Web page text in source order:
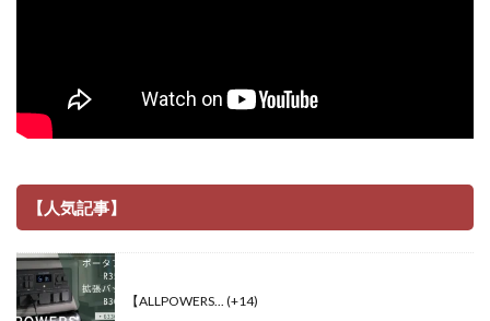
【人気記事】
【ALLPOWERS... +14